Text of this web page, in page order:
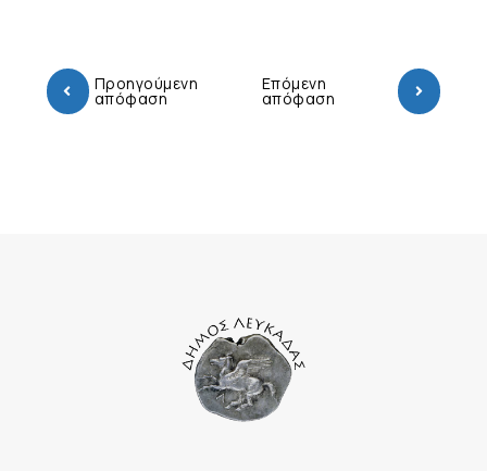
Προηγούμενη
απόφαση
Επόμενη
απόφαση